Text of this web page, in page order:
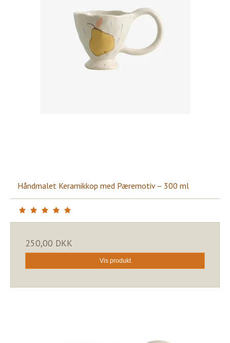
Håndmalet Keramikkop med Pæremotiv – 300 ml
250,00 DKK
Vis produkt